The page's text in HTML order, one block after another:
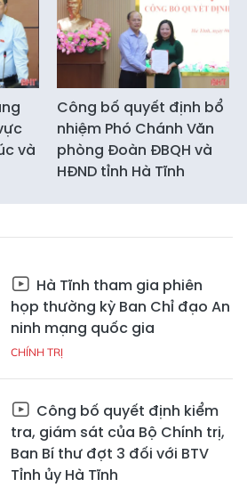
và
Công bố quyết định bổ
nhiệm Phó Chánh Văn
phòng Đoàn ĐBQH và
HĐND tỉnh Hà Tĩnh
Hà Tĩnh tham gia phiên
họp thường kỳ Ban Chỉ đạo An
ninh mạng quốc gia
CHÍNH TRỊ
Công bố quyết định kiểm
tra, giám sát của Bộ Chính trị,
Ban Bí thư đợt 3 đối với BTV
Tỉnh ủy Hà Tĩnh